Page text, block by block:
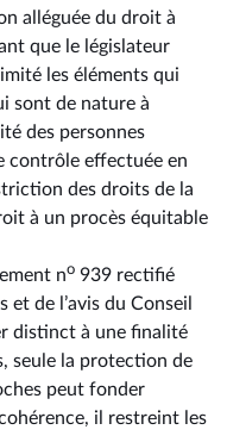
alléguée du droit à
que le législateur
les éléments qui
sont de nature à
des personnes
contrôle effectuée en
des droits de la
à un procès équitable
no 939 rectifié
de l’avis du Conseil
distinct à une finalité
seule la protection de
peut fonder
il restreint les